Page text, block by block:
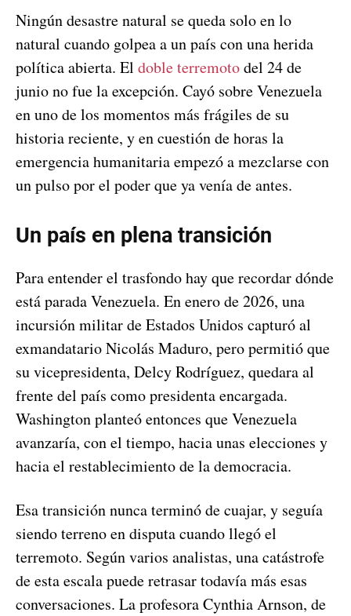
Ningún desastre natural se queda solo en lo
natural cuando golpea a un país con una herida
política abierta. El doble terremotodel 24 de
junio no fue la excepción. Cayó sobre Venezuela
en uno de los momentos más frágiles de su
historia reciente, y en cuestión de horas la
emergencia humanitaria empezó a mezclarse con
un pulso por el poder que ya venía de antes.
Un país en plena transición
Para entender el trasfondo hay que recordar dónde
está parada Venezuela. En enero de 2026, una
incursión militar de Estados Unidos capturó al
exmandatario Nicolás Maduro, pero permitió que
su vicepresidenta, Delcy Rodríguez, quedara al
frente del país como presidenta encargada.
Washington planteó entonces que Venezuela
avanzaría, con el tiempo, hacia unas elecciones y
hacia el restablecimiento de la democracia.
Esa transición nunca terminó de cuajar, y seguía
siendo terreno en disputa cuando llegó el
terremoto. Según varios analistas, una catástrofe
de esta escala puede retrasar todavía más esas
conversaciones. La profesora Cynthia Arnson, de